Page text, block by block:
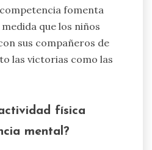
fomenta
que los niños
sus compañeros de
las victorias como las
física
mental?